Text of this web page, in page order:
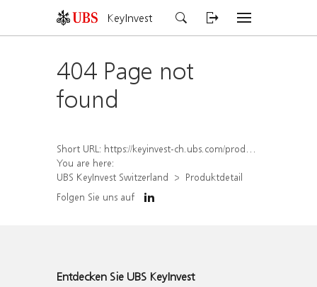
KeyInvest
404 Page not
found
Short URL: https://keyinvest-ch.ubs.com/produkt/detail/index/isin/CH1564519879
You are here:
UBS KeyInvest Switzerland
Produktdetail
Folgen Sie uns auf
Entdecken Sie UBS KeyInvest